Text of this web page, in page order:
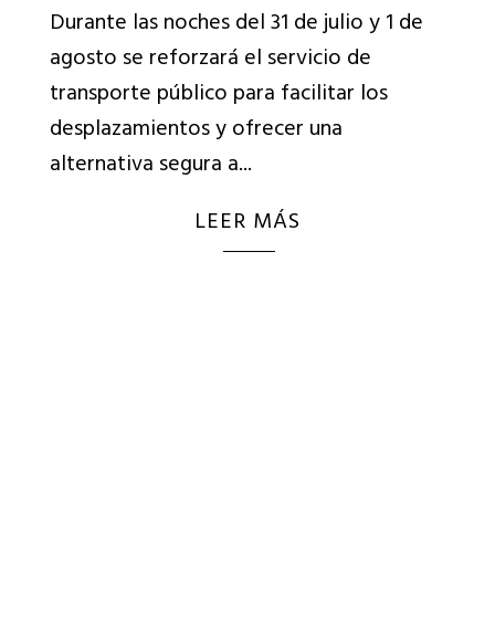
Durante las noches del 31 de julio y 1 de
agosto se reforzará el servicio de
transporte público para facilitar los
desplazamientos y ofrecer una
alternativa segura a...
LEER MÁS